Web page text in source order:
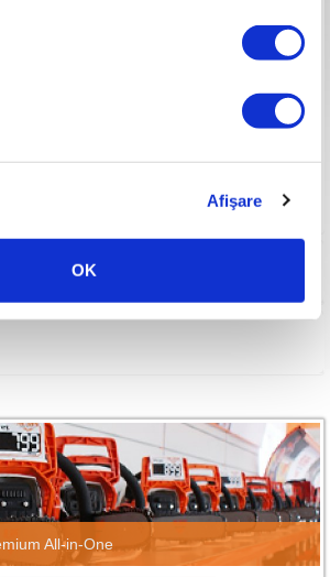
Afişare
OK
230V/50Hz
6*4
220 mm
205 mm
2
10.3 kg
All-in-One